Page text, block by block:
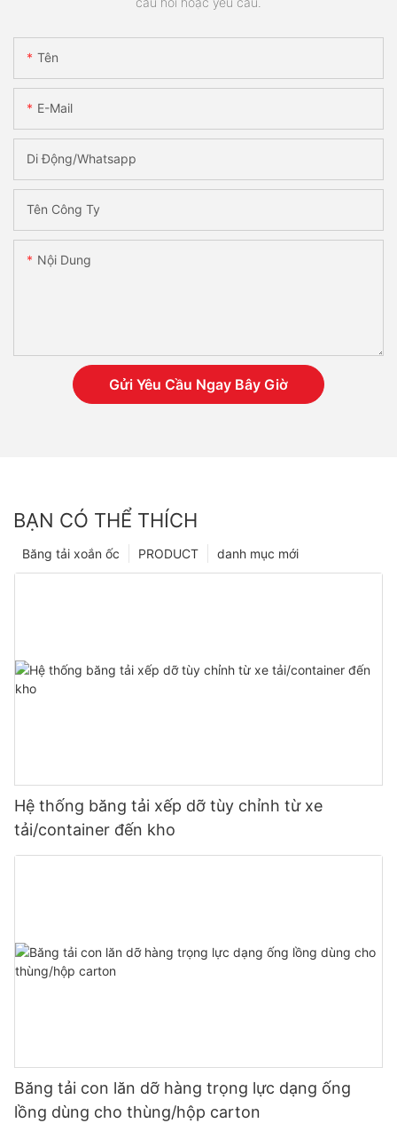
Tên
E-Mail
Di Động/Whatsapp
Tên Công Ty
Nội Dung
Gửi Yêu Cầu Ngay Bây Giờ
BẠN CÓ THỂ THÍCH
danh mục mới
PRODUCT
Băng tải xoắn ốc
Hệ thống băng tải xếp dỡ tùy chỉnh từ xe
tải/container đến kho
Băng tải con lăn dỡ hàng trọng lực dạng ống
lồng dùng cho thùng/hộp carton